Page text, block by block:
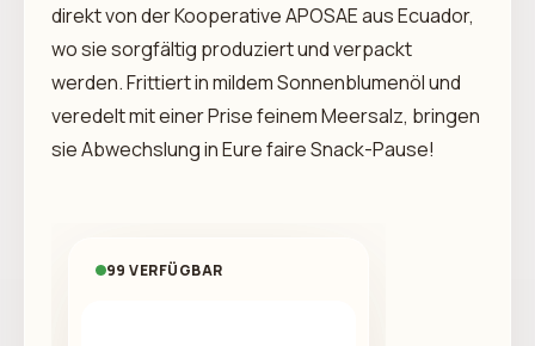
direkt von der Kooperative APOSAE aus Ecuador,
wo sie sorgfältig produziert und verpackt
werden. Frittiert in mildem Sonnenblumenöl und
veredelt mit einer Prise feinem Meersalz, bringen
sie Abwechslung in Eure faire Snack-Pause!
99 VERFÜGBAR